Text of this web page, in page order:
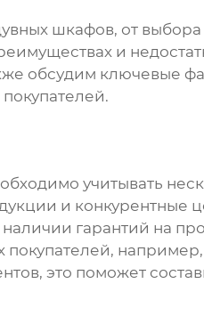
шкафов, от
и
обсудим ключевые
.
учитывать
и конкурентные
гарантий на
покупателей,
это поможет